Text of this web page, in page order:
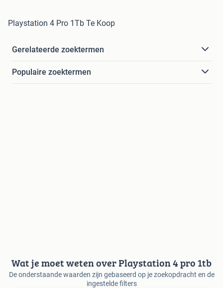
Playstation 4 Pro 1Tb Te Koop
Gerelateerde zoektermen
Populaire zoektermen
Wat je moet weten over Playstation 4 pro 1tb
De onderstaande waarden zijn gebaseerd op je zoekopdracht en de
ingestelde filters